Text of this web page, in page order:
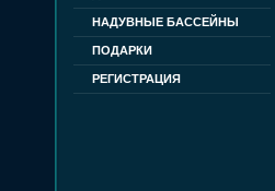
НАДУВНЫЕ БАССЕЙНЫ
ПОДАРКИ
РЕГИСТРАЦИЯ